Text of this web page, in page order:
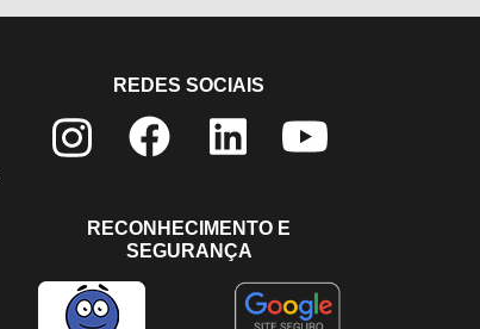
REDES SOCIAIS
RECONHECIMENTO E
SEGURANÇA